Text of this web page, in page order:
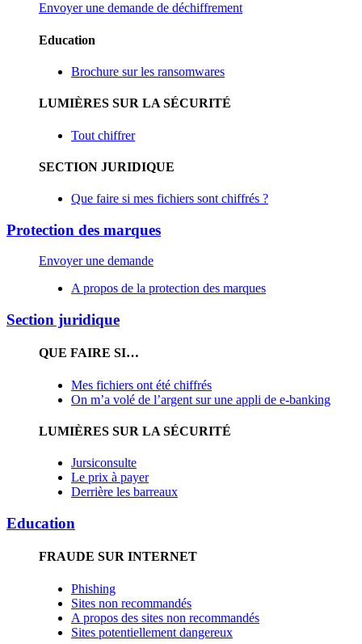
Envoyer une demande de déchiffrement
Education
Brochure sur les ransomwares
LUMIÈRES SUR LA SÉCURITÉ
Tout chiffrer
SECTION JURIDIQUE
Que faire si mes fichiers sont chiffrés ?
Protection des marques
Envoyer une demande
A propos de la protection des marques
Section juridique
QUE FAIRE SI…
Mes fichiers ont été chiffrés
On m’a volé de l’argent sur une appli de e-banking
LUMIÈRES SUR LA SÉCURITÉ
Jursiconsulte
Le prix à payer
Derrière les barreaux
Education
FRAUDE SUR INTERNET
Phishing
Sites non recommandés
A propos des sites non recommandés
Sites potentiellement dangereux